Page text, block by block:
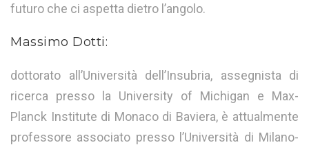
futuro che ci aspetta dietro l’angolo.
Massimo Dotti:
dottorato all’Università dell’Insubria, assegnista di
ricerca presso la University of Michigan e Max-
Planck Institute di Monaco di Baviera, è attualmente
professore associato presso l’Università di Milano-